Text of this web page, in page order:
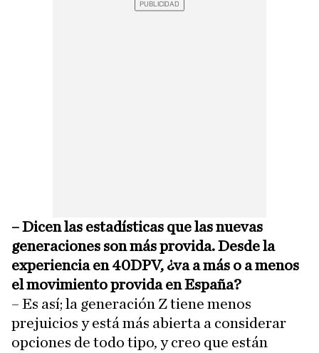
– Dicen las estadísticas que las nuevas
generaciones son más provida. Desde la
experiencia en 40DPV, ¿va a más o a menos
el movimiento provida en España?
– Es así; la generación Z tiene menos
prejuicios y está más abierta a considerar
opciones de todo tipo, y creo que están